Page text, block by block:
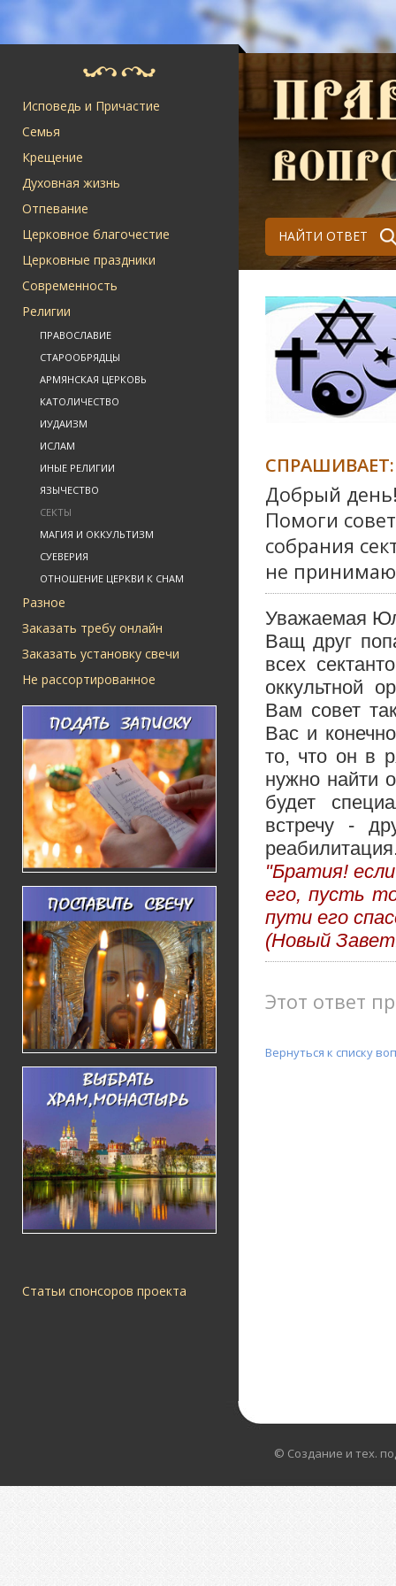
Исповедь и Причастие
Семья
Крещение
Духовная жизнь
Отпевание
Церковное благочестие
Церковные праздники
Современность
Религии
ПРАВОСЛАВИЕ
СТАРООБРЯДЦЫ
АРМЯНСКАЯ ЦЕРКОВЬ
КАТОЛИЧЕСТВО
ИУДАИЗМ
ИСЛАМ
ИНЫЕ РЕЛИГИИ
ЯЗЫЧЕСТВО
СЕКТЫ
МАГИЯ И ОККУЛЬТИЗМ
СУЕВЕРИЯ
ОТНОШЕНИЕ ЦЕРКВИ К СНАМ
Разное
Заказать требу онлайн
Заказать установку свечи
Не рассортированное
Статьи спонсоров проекта
НАЙТИ ОТВЕТ
СПРАШИВАЕТ:
Добрый
Помоги
собрания
не
Уважаемая
Ващ друг
всех
оккультной
Вам совет
Вас и
то, что он в
нужно найти
будет
встречу -
"Братия!
его, пусть
пути его
(Новый
Этот ответ
Вернуться к списку
© Создание и тех.